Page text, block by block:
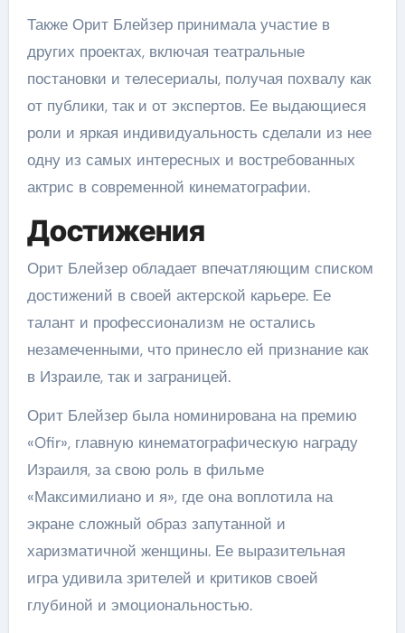
Также Орит Блейзер принимала участие в
других проектах, включая театральные
постановки и телесериалы, получая похвалу как
от публики, так и от экспертов. Ее выдающиеся
роли и яркая индивидуальность сделали из нее
одну из самых интересных и востребованных
актрис в современной кинематографии.
Достижения
Орит Блейзер обладает впечатляющим списком
достижений в своей актерской карьере. Ее
талант и профессионализм не остались
незамеченными, что принесло ей признание как
в Израиле, так и заграницей.
Орит Блейзер была номинирована на премию
«Ofir», главную кинематографическую награду
Израиля, за свою роль в фильме
«Максимилиано и я», где она воплотила на
экране сложный образ запутанной и
харизматичной женщины. Ее выразительная
игра удивила зрителей и критиков своей
глубиной и эмоциональностью.